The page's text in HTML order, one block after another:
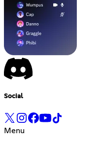
Social
Menu